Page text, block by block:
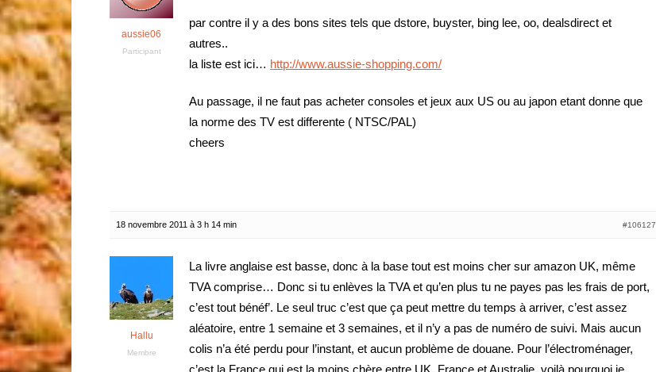
aussie06
Participant
par contre il y a des bons sites tels que dstore, buyster, bing lee, oo, dealsdirect et
autres..
la liste est ici… http://www.aussie-shopping.com/
Au passage, il ne faut pas acheter consoles et jeux aux US ou au japon etant donne que
la norme des TV est differente ( NTSC/PAL)
cheers
18 novembre 2011 à 3 h 14 min #106127
Hallu
Membre
La livre anglaise est basse, donc à la base tout est moins cher sur amazon UK, même
TVA comprise… Donc si tu enlèves la TVA et qu’en plus tu ne payes pas les frais de port,
c’est tout bénéf’. Le seul truc c’est que ça peut mettre du temps à arriver, c’est assez
aléatoire, entre 1 semaine et 3 semaines, et il n’y a pas de numéro de suivi. Mais aucun
colis n’a été perdu pour l’instant, et aucun problème de douane. Pour l’électroménager,
c’est la France qui est la moins chère entre UK, France et Australie, voilà pourquoi je